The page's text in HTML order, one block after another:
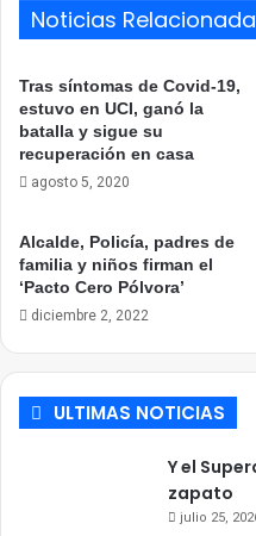
Noticias
Tras síntomas de Covid-19,
estuvo en UCI, ganó la
batalla y sigue su
recuperación en casa
agosto 5, 2020
Alcalde, Policía, padres de
familia y niños firman el
‘Pacto Cero Pólvora’
diciembre 2, 2022
ULTIMAS NOTICIAS
Y el
zapato
julio 25,